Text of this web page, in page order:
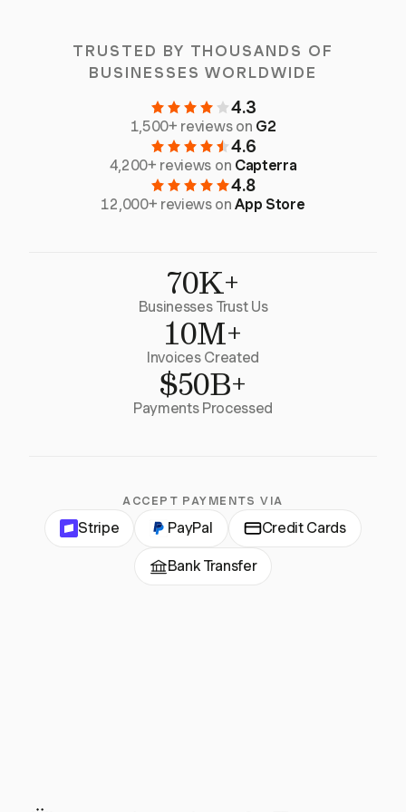
TRUSTED BY THOUSANDS OF
BUSINESSES WORLDWIDE
4.3
1,500+ reviews on G2
4.6
4,200+ reviews on Capterra
4.8
12,000+ reviews onApp Store
70K+
Businesses Trust Us
10M+
Invoices Created
$50B+
Payments Processed
ACCEPT PAYMENTS VIA
Stripe PayPal Credit Cards
Bank Transfer